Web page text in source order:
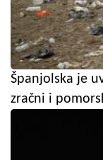
Španjolska je
zračni i